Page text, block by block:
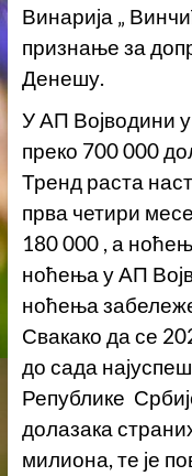
Винарија „
признање за
Денешу.
У АП Војводини
преко 700 000
Тренд раста
прва четири
180 000 , а
ноћења у АП
ноћења
Свакако да се
до сада
Републике
долазака
милиона, те је